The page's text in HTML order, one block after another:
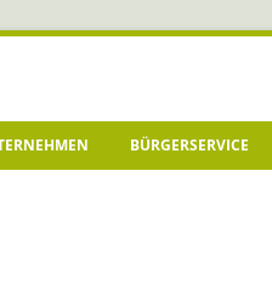
BÜRGERSERVICE